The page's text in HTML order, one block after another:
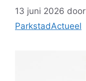
13 juni 2026 door
ParkstadActueel